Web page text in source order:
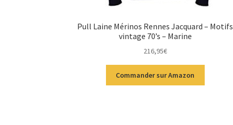
Pull Laine Mérinos Rennes Jacquard – Motifs
vintage 70’s – Marine
216,95€
Commander sur Amazon